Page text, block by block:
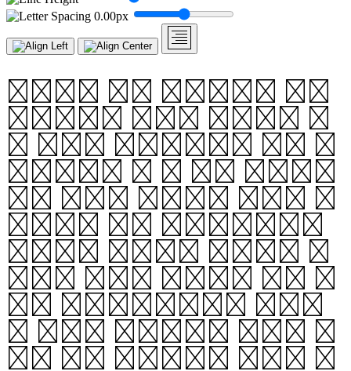
0.00px
범나비는 한글 반흘림체로 인해
만들어지는 지면의 텍스처를 보
고 영감을 받았습니다. 한글 반
흘림체에서 볼 수 있는 반복되는
사선 요소를 모티브로 하되, 가
로쓰기로 옮겨 표현했습니다.
가로쓰기 조판에서 안정적인 판
독성과 새로운 텍스처를 가진 폰
트로 재해석했습니다. 범나비
는 날개에 얼룩얼룩한 검은색 무
늬를 가진 호랑나비를 부르는 이